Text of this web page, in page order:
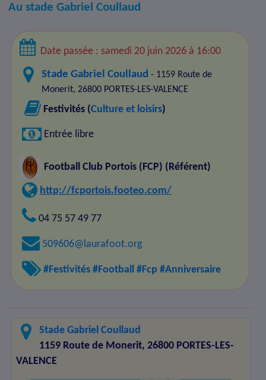
Au stade Gabriel Coullaud
Date passée : samedi 20 juin 2026 à 16:00
Stade Gabriel Coullaud - 1159 Route de
Monerit, 26800 PORTES-LES-VALENCE
Festivités (Culture et loisirs)
Entrée libre
Football Club Portois (FCP) (Référent)
http://fcportois.footeo.com/
04 75 57 49 77
509606@laurafoot.org
#Festivités #Football #Fcp #Anniversaire
Stade Gabriel Coullaud
1159 Route de Monerit, 26800 PORTES-LES-
VALENCE